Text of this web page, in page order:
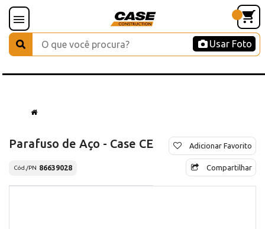
Usar Foto
Parafuso de Aço - Case CE
Cód./PN 86639028
Adicionar Favorito
Compartilhar